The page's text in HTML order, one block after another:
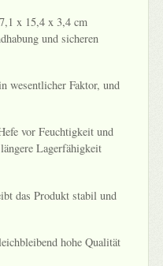
x 15,4 x 3,4 cm
und sicheren
wesentlicher Faktor, und
vor Feuchtigkeit und
Lagerfähigkeit
das Produkt stabil und
hohe Qualität